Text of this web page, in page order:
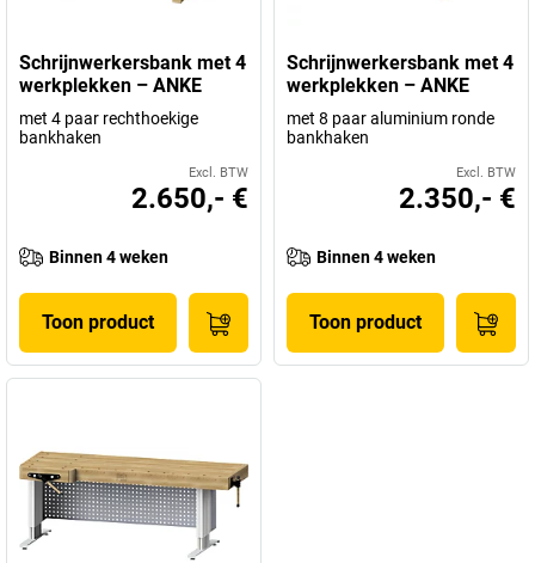
Schrijnwerkersbank met 4
werkplekken – ANKE
met 4 paar rechthoekige
bankhaken
Excl. BTW
2.650,- €
Binnen 4 weken
Toon product
Schrijnwerkersbank met 4
werkplekken – ANKE
met 8 paar aluminium ronde
bankhaken
Excl. BTW
2.350,- €
Binnen 4 weken
Toon product